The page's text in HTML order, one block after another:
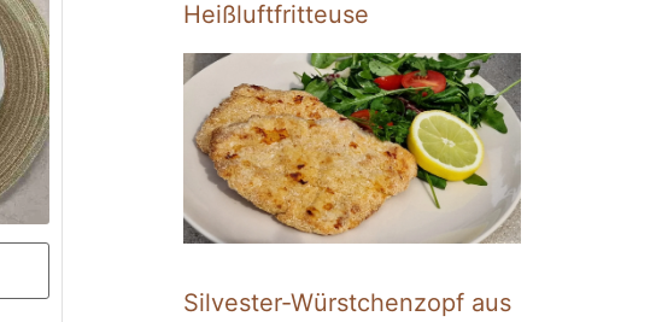
Heißluftfritteuse
Silvester-Würstchenzopf aus